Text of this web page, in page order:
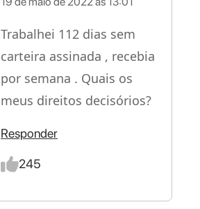
Trabalhei 112 dias sem
carteira assinada , recebia
por semana . Quais os
meus direitos decisórios?
Responder
245